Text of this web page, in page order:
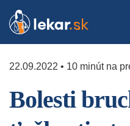
22.09.2022 • 10 minút na
Bolesti